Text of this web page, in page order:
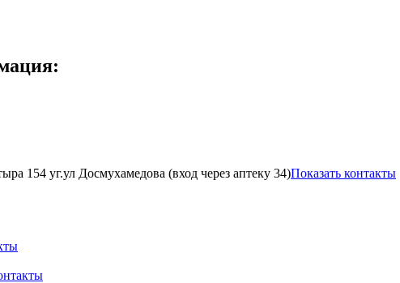
154 уг.ул Досмухамедова (вход через аптеку 34)Показать контакты